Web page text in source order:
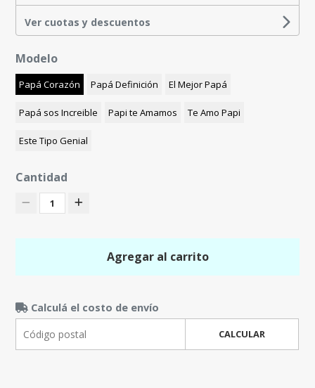
Ver cuotas y descuentos
Modelo
Papá Corazón Papá Definición El Mejor Papá
Papá sos Increible Papi te Amamos Te Amo Papi
Este Tipo Genial
Cantidad
1
Agregar al carrito
Calculá el costo de envío
CALCULAR